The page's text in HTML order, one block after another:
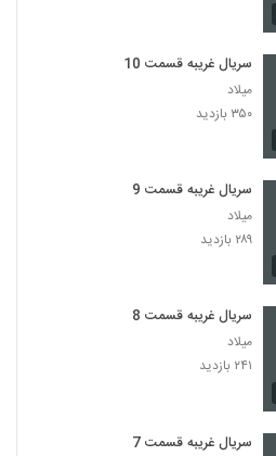
سریال غریبه قسمت 10
میلاد
۳۵۰ بازدید
سریال غریبه قسمت 9
میلاد
۲۸۹ بازدید
سریال غریبه قسمت 8
میلاد
۲۴۱ بازدید
سریال غریبه قسمت 7